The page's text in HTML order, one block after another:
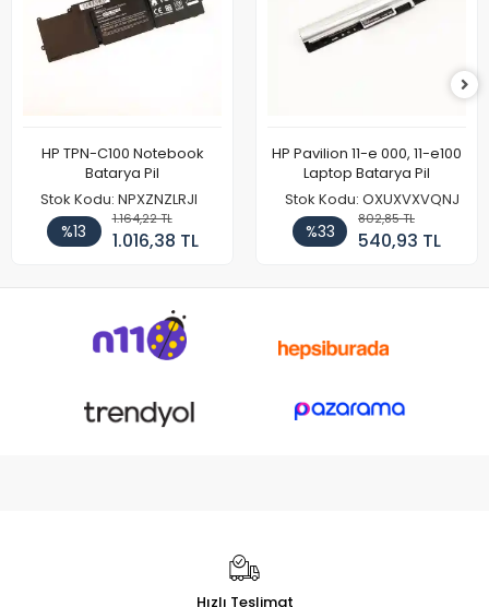
HP TPN-C100 Notebook
Batarya Pil
Stok Kodu: NPXZNZLRJI
%13
1.164,22 TL
1.016,38 TL
HP Pavilion 11-e 000, 11-e100
Laptop Batarya Pil
Stok Kodu: OXUXVXVQNJ
%33
802,85 TL
540,93 TL
Hızlı Teslimat